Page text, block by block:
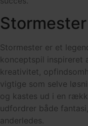
Stormester
Stormester er et
konceptspil inspireret
kreativitet,
vigtige som selve
og kastes ud i en
udfordrer både
anderledes.